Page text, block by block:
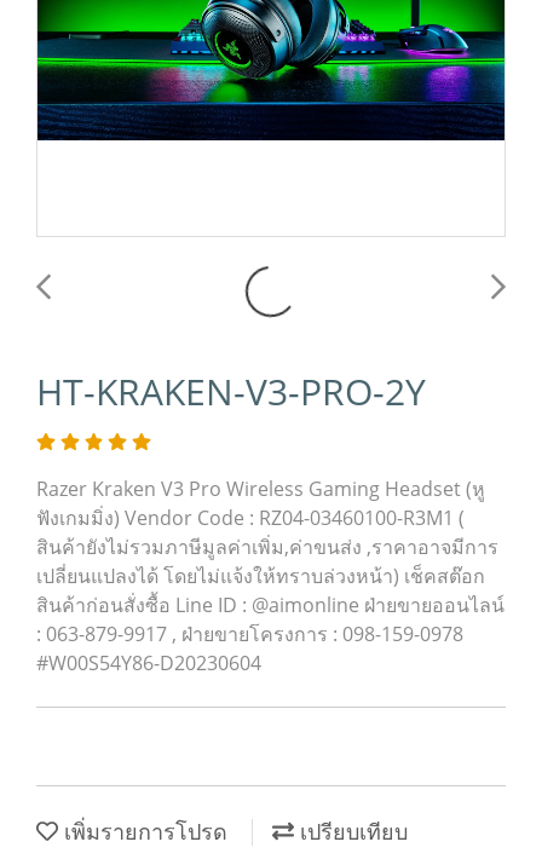
HT-KRAKEN-V3-PRO-2Y
Razer Kraken V3 Pro Wireless Gaming Headset (หู
ฟังเกมมิ่ง) Vendor Code : RZ04-03460100-R3M1 (
สินค้ายังไม่รวมภาษีมูลค่าเพิ่ม,ค่าขนส่ง ,ราคาอาจมีการ
เปลี่ยนแปลงได้ โดยไม่แจ้งให้ทราบล่วงหน้า) เช็คสต๊อก
สินค้าก่อนสั่งซื้อ Line ID : @aimonline ฝ่ายขายออนไลน์
: 063-879-9917 , ฝ่ายขายโครงการ : 098-159-0978
#W00S54Y86-D20230604
เพิ่มรายการโปรด เปรียบเทียบ